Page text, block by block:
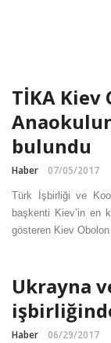
TİKA Kiev
bulundu
Haber 07/05/2017
Türk İşbirliği ve
başkenti Kiev’in en
gösteren Kiev
Ukrayna
Haber 06/29/2017